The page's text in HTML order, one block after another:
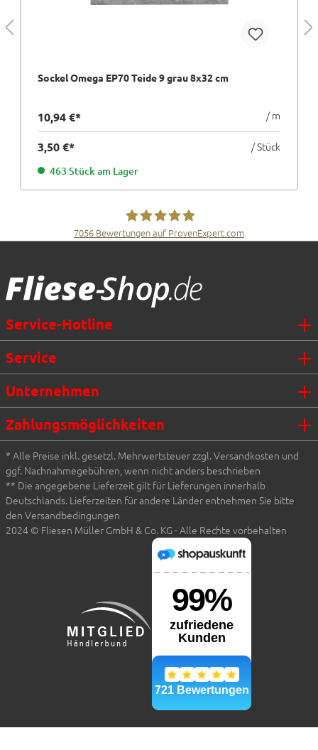
Sockel Omega EP70 Teide 9 grau 8x32 cm
10,94 €* / m
3,50 €* / Stück
463 Stück am Lager
7056 Bewertungen auf ProvenExpert.com
Service-Hotline
Service
Unternehmen
Zahlungsmöglichkeiten
* Alle Preise inkl. gesetzl. Mehrwertsteuer zzgl. Versandkosten und
ggf. Nachnahmegebühren, wenn nicht anders beschrieben
** Die angegebene Lieferzeit gilt für Lieferungen innerhalb
Deutschlands. Lieferzeiten für andere Länder entnehmen Sie bitte
den Versandbedingungen
2024 © Fliesen Müller GmbH & Co. KG - Alle Rechte vorbehalten